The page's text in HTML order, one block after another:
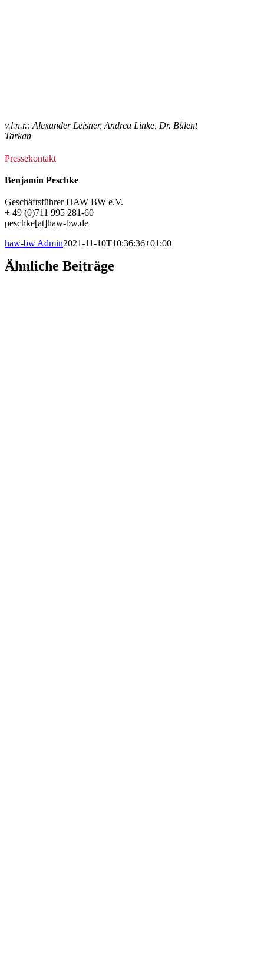
v.l.n.r.: Alexander Leisner, Andrea Linke, Dr. Bülent
Tarkan
Pressekontakt
Benjamin Peschke
Geschäftsführer HAW BW e.V.
+ 49 (0)711 995 281-60
peschke[at]haw-bw.de
haw-bw Admin2021-11-10T10:36:36+01:00
Ähnliche Beiträge